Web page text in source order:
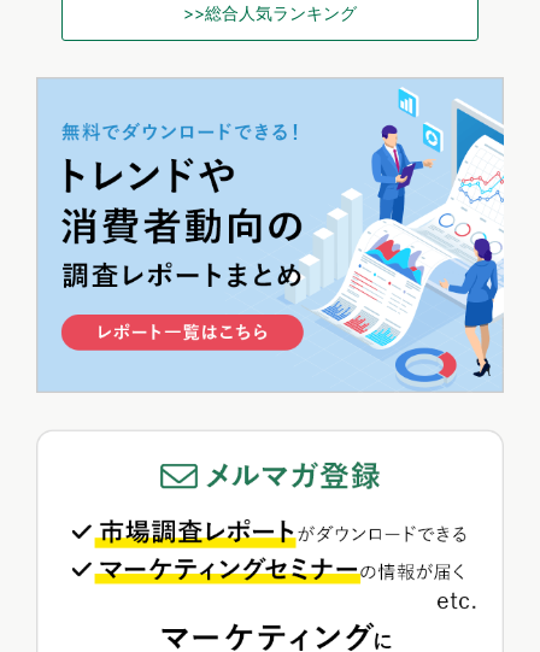
>>総合人気ランキング